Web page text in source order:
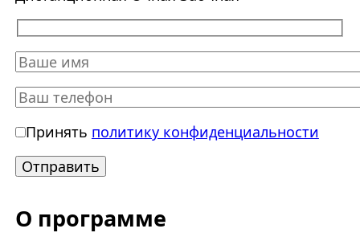
Принять политику конфиденциальности
О программе